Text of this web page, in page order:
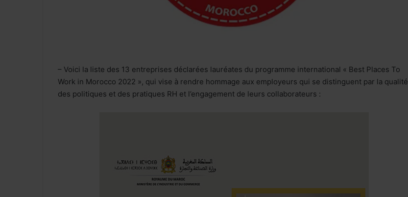
– Voici la liste des 13 entreprises déclarées lauréates du programme international « Best Places To
Work in Morocco 2022 », qui vise à rendre hommage aux employeurs qui se distinguent par la qualité
des politiques et des pratiques RH et l’engagement de leurs collaborateurs :